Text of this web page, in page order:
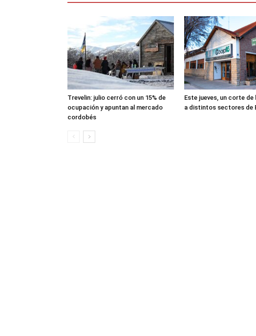
Trevelin: julio cerró con un 15% de
ocupación y apuntan al mercado
cordobés
Este jueves, un corte
a distintos sectores de